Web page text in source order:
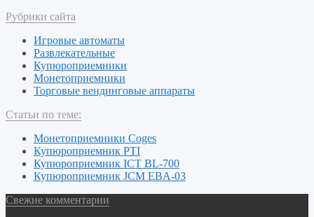
Рубрики сайта
Игровые автоматы
Развлекательные
Купюроприемники
Монетоприемники
Торговые вендинговые аппараты
Статьи по теме:
Монетоприемники Coges
Купюроприемник PTI
Купюроприемник ICT BL-700
Купюроприемник JCM EBA-03
Свежие комментарии